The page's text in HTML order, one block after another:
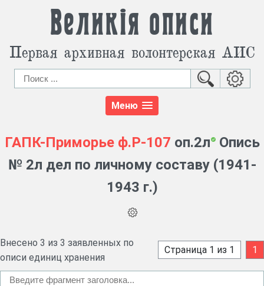
Великія описи
Первая архивная волонтерская АИС
Меню
ГАПК-Приморье ф.Р-107 оп.2л Опись
№ 2л дел по личному составу (1941-
1943 г.)
Внесено 3 из 3 заявленных по
описи единиц хранения
Страница 1 из 1 1